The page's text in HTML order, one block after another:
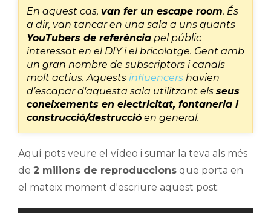
En aquest cas, van fer un escape room. És
a dir, van tancar en una sala a uns quants
YouTubers de referència pel públic
interessat en el DIY i el bricolatge. Gent amb
un gran nombre de subscriptors i canals
molt actius. Aquests influencers havien
d’escapar d'aquesta sala utilitzant els seus
coneixements en electricitat, fontaneria i
construcció/destrucció en general.
Aquí pots veure el vídeo i sumar la teva als més
de 2 milions de reproduccions que porta en
el mateix moment d'escriure aquest post: